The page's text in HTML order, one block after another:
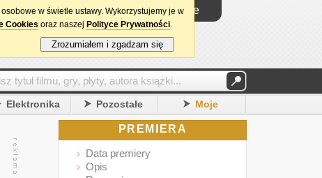
Logowanie
Elektronika Pozostałe Moje
PREMIERA
Data premiery
Opis
w świetle ustawy. Wykorzystujemy je w
Cookies oraz naszej Polityce Prywatności.
Zrozumiałem i zgadzam się